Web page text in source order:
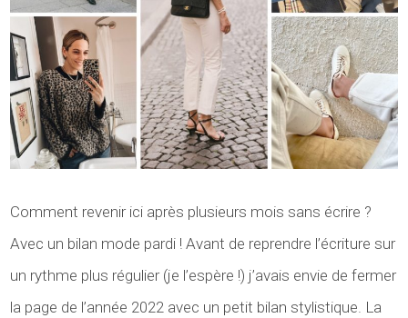
Comment revenir ici après plusieurs mois sans écrire ?
Avec un bilan mode pardi ! Avant de reprendre l’écriture sur
un rythme plus régulier (je l’espère !) j’avais envie de fermer
la page de l’année 2022 avec un petit bilan stylistique. La